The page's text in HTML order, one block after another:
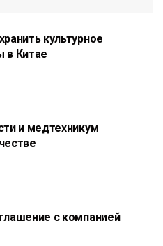
культурное
в Китае
и медтехникум
с компанией